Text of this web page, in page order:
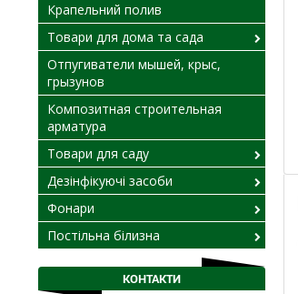
Крапельний полив
Товари для дома та сада
Отпугиватели мышей, крыс,
грызунов
Композитная строительная
арматура
Товари для саду
Дезінфікуючі засоби
Фонари
Постільна білизна
КОНТАКТИ